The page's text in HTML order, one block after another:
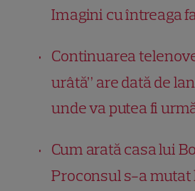
Imagini cu întreaga
Continuarea
urâtă” are dată de
unde va putea fi
Cum arată casa lui
Proconsul s-a mutat